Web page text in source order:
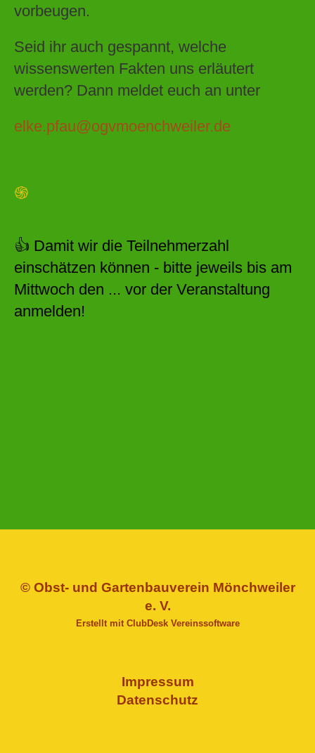
vorbeugen.
Seid ihr auch gespannt, welche
wissenswerten Fakten uns erläutert
werden? Dann meldet euch an unter
elke.pfau@ogvmoenchweiler.de
֍
👍 Damit wir die Teilnehmerzahl
einschätzen können - bitte jeweils bis am
Mittwoch den ... vor der Veranstaltung
anmelden!
© Obst- und Gartenbauverein Mönchweiler
e. V.
Erstellt mit ClubDesk Vereinssoftware
Impressum
Datenschutz